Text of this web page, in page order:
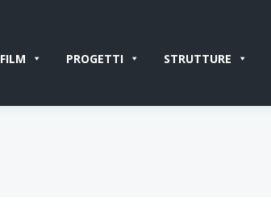
FILM PROGETTI STRUTTURE